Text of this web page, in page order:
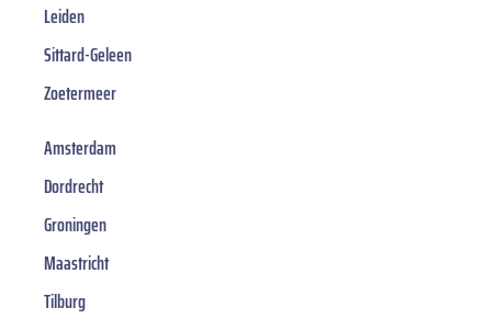
Leiden
Sittard-Geleen
Zoetermeer
Amsterdam
Dordrecht
Groningen
Maastricht
Tilburg